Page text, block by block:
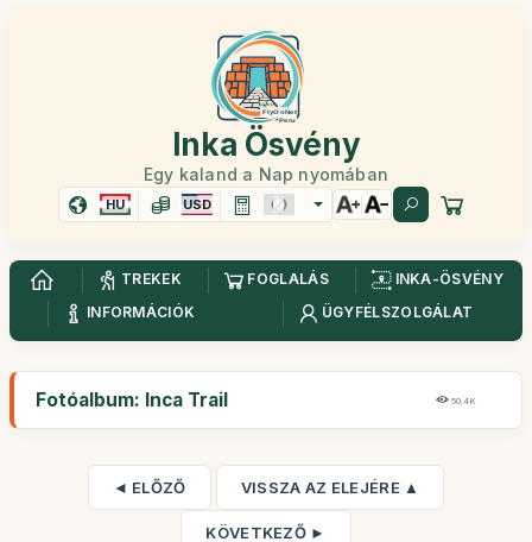
Inka Ösvény
Egy kaland a Nap nyomában
HU USD
TREKEK FOGLALÁS
INKA-ÖSVÉNY
INFORMÁCIÓK
ÜGYFÉLSZOLGÁLAT
Fotóalbum: Inca Trail 50,4K
◄ ELŐZŐ VISSZA AZ ELEJÉRE ▲
KÖVETKEZŐ ►